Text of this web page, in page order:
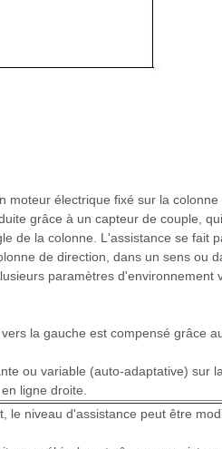
moteur électrique fixé sur la
grâce à un capteur de couple,
de la colonne. L'assistance se fait
de direction, dans un sens ou
paramètres d'environnement
la gauche est compensé grâce
ou variable (auto-adaptative) sur
ligne droite.
niveau d'assistance peut être